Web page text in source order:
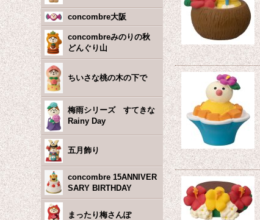
concombre大阪
concombreみのりの秋
どんぐり山
ちいさな桃の木の下で
梅雨シリーズ すてきな
Rainy Day
五月飾り
concombre 15ANNIVER
SARY BIRTHDAY
まったり梅さんぽ